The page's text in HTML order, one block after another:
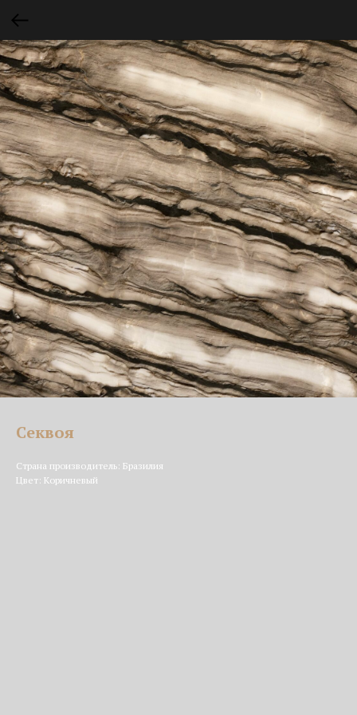
Секвоя
Страна производитель: Бразилия
Цвет: Коричневый